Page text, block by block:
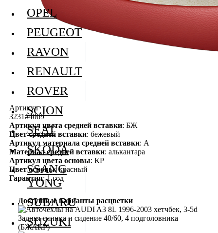
Артикул
3231#4069
Артикул цвета средней вставки: БЖ
Цвет средней вставки: бежевый
Артикул материала средней вставки: А
Материал средней вставки: алькантара
Артикул цвета основы: КР
Цвет основы: красный
Гарантия: 1 год
Доступные варианты расцветки
OPEL
PEUGEOT
RAVON
RENAULT
ROVER
SCION
SEAT
SKODA
SSANG
YONG
SUBARU
SUZUKI